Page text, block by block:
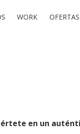
WORK
en un